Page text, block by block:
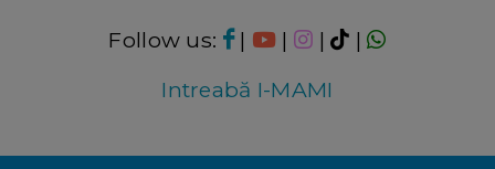
Follow us: | | |
|
Intreabă I-MAMI